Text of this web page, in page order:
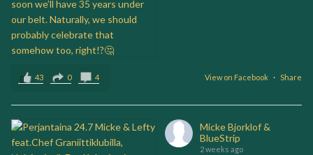
View on Facebook · Share
43 0 4
Micke Bjorklof &
BlueStrip
2 weeks ago